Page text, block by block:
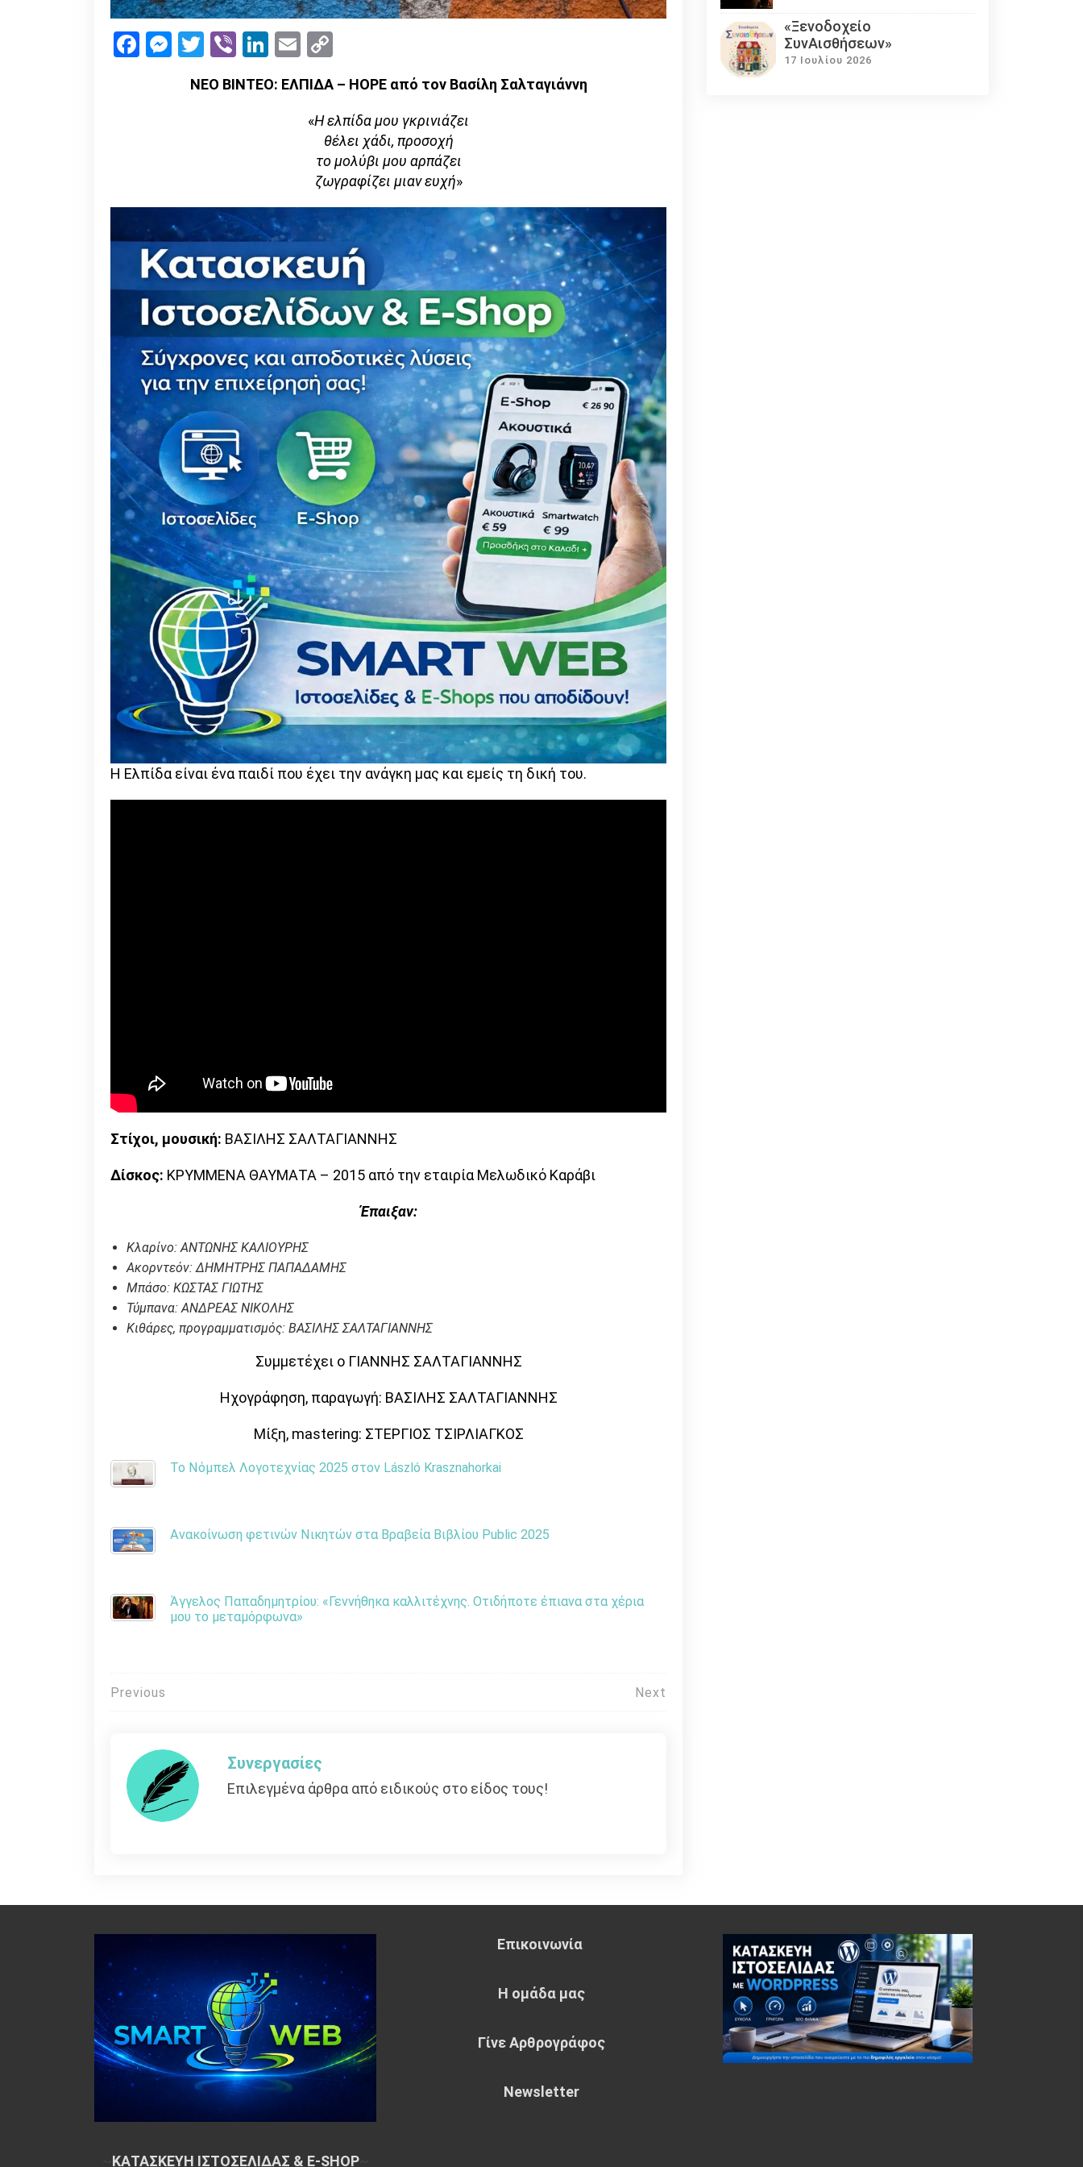
Facebook
Messenger
Twitter
ViberLinkedIn
Email
ΝΕΟ ΒΙΝΤΕΟ: ΕΛΠΙΔΑ – HOPE από τον Βασίλη Σαλταγιάννη
«Η ελπίδα μου γκρινιάζει
θέλει χάδι, προσοχή
το μολύβι μου αρπάζει
ζωγραφίζει μιαν ευχή»
Η Ελπίδα είναι ένα παιδί που έχει την ανάγκη μας και εμείς τη δική του.
Στίχοι, μουσική: ΒΑΣΙΛΗΣ ΣΑΛΤΑΓΙΑΝΝΗΣ
Δίσκος: ΚΡΥΜΜΕΝΑ ΘΑΥΜΑΤΑ – 2015 από την εταιρία Μελωδικό Καράβι
Έπαιξαν:
Κλαρίνο: ΑΝΤΩΝΗΣ ΚΑΛΙΟΥΡΗΣ
Ακορντεόν: ΔΗΜΗΤΡΗΣ ΠΑΠΑΔΑΜΗΣ
Μπάσο: ΚΩΣΤΑΣ ΓΙΩΤΗΣ
Τύμπανα: ΑΝΔΡΕΑΣ ΝΙΚΟΛΗΣ
Κιθάρες, προγραμματισμός: ΒΑΣΙΛΗΣ ΣΑΛΤΑΓΙΑΝΝΗΣ
Συμμετέχει ο ΓΙΑΝΝΗΣ ΣΑΛΤΑΓΙΑΝΝΗΣ
Ηχογράφηση, παραγωγή: ΒΑΣΙΛΗΣ ΣΑΛΤΑΓΙΑΝΝΗΣ
Μίξη, mastering: ΣΤΕΡΓΙΟΣ ΤΣΙΡΛΙΑΓΚΟΣ
Το Νόμπελ Λογοτεχνίας 2025 στον László Krasznahorkai
Ανακοίνωση φετινών Νικητών στα Βραβεία Βιβλίου Public 2025
Άγγελος Παπαδημητρίου: «Γεννήθηκα καλλιτέχνης. Οτιδήποτε έπιανα στα χέρια
μου το μεταμόρφωνα»
Πλοήγηση
Previous Next
Συνεργασίες
Επιλεγμένα άρθρα από ειδικούς στο είδος τους!
«Ξενοδοχείο
ΣυνΑισθήσεων»
17 Ιουλίου 2026
ΚΑΤΑΣΚΕΥΗ ΙΣΤΟΣΕΛΙΔΑΣ & E-SHOP~
Επικοινωνία
Η ομάδα μας
Γίνε Αρθρογράφος
Newsletter